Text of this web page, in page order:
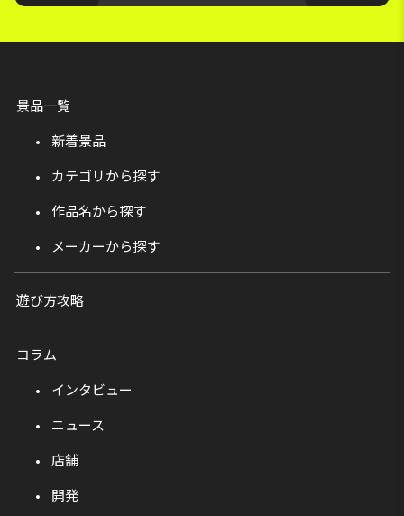
景品一覧
新着景品
カテゴリから探す
作品名から探す
メーカーから探す
遊び方攻略
コラム
インタビュー
ニュース
店舗
開発